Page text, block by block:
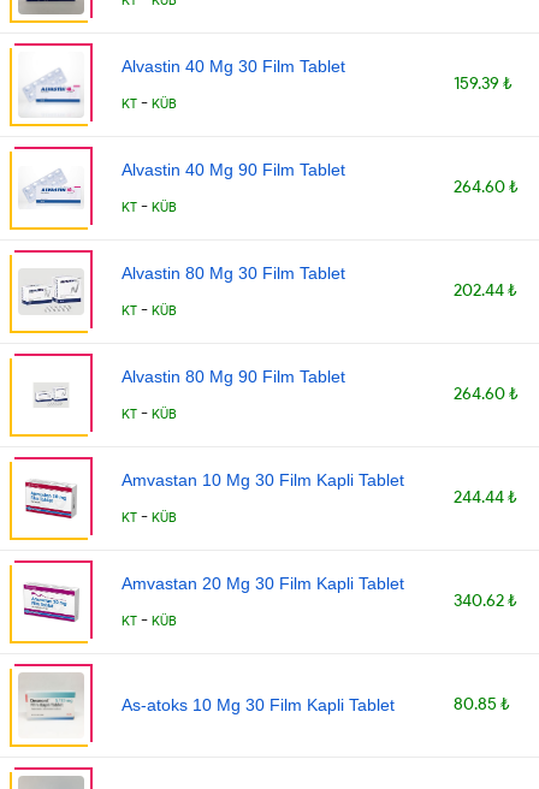
Alvastin 40 Mg 30 Film Tablet
KT - KÜB
159.39 ₺
Alvastin 40 Mg 90 Film Tablet
KT - KÜB
264.60 ₺
Alvastin 80 Mg 30 Film Tablet
KT - KÜB
202.44 ₺
Alvastin 80 Mg 90 Film Tablet
KT - KÜB
264.60 ₺
Amvastan 10 Mg 30 Film Kapli Tablet
KT - KÜB
244.44 ₺
Amvastan 20 Mg 30 Film Kapli Tablet
KT - KÜB
340.62 ₺
As-atoks 10 Mg 30 Film Kapli Tablet 80.85 ₺